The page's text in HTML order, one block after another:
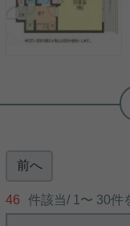
写真(9)
根津駅前センター（実
ッフ小西
前へ
46 件該当/ 1 〜 30件